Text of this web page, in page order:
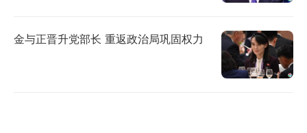
金与正晋升党部长 重返政治局巩固权力